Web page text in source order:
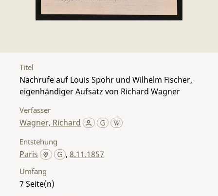
Titel
Nachrufe auf Louis Spohr und Wilhelm Fischer,
eigenhändiger Aufsatz von Richard Wagner
Verfasser
Wagner, Richard
Entstehung
Paris , 8.11.1857
Umfang
7